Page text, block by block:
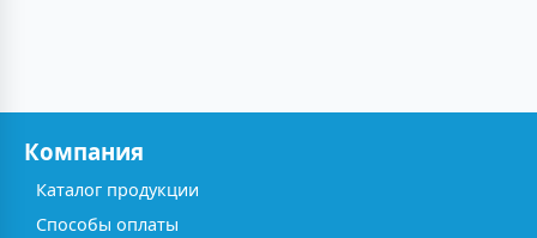
Компания
Каталог продукции
Способы оплаты